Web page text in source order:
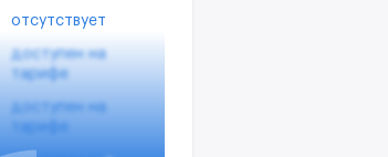
отсутствует
доступен на
тарифе
доступен на
тарифе